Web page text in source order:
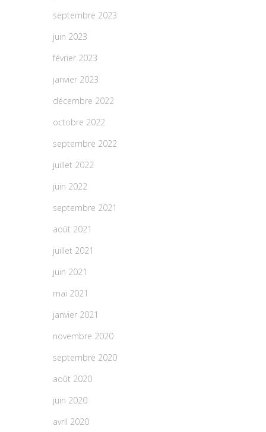
septembre 2023
juin 2023
février 2023
janvier 2023
décembre 2022
octobre 2022
septembre 2022
juillet 2022
juin 2022
septembre 2021
août 2021
juillet 2021
juin 2021
mai 2021
janvier 2021
novembre 2020
septembre 2020
août 2020
juin 2020
avril 2020